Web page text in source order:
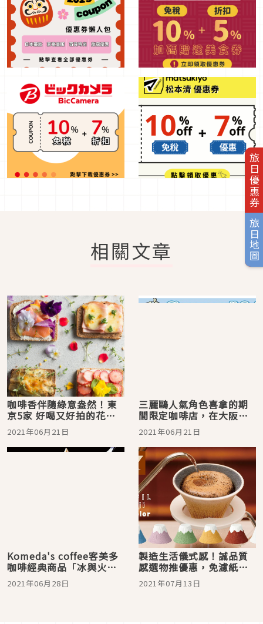
旅日優惠券
旅日地圖
相關文章
咖啡香伴隨綠意盎然！東
京5家 好喝又好拍的花草
系咖啡廳
2021年06月21日
三麗鷗人氣角色喜拿的期
間限定咖啡店，在大阪
Season&Co.開幕囉！
2021年06月21日
Komeda's coffee客美多
咖啡經典商品「冰與火」
歷年期間限定大整理！
2021年06月28日
製造生活儀式感！誠品質
感選物推優惠，免濾紙富
士山咖啡杯、recolte花朵
三明治機一齊登場
2021年07月13日